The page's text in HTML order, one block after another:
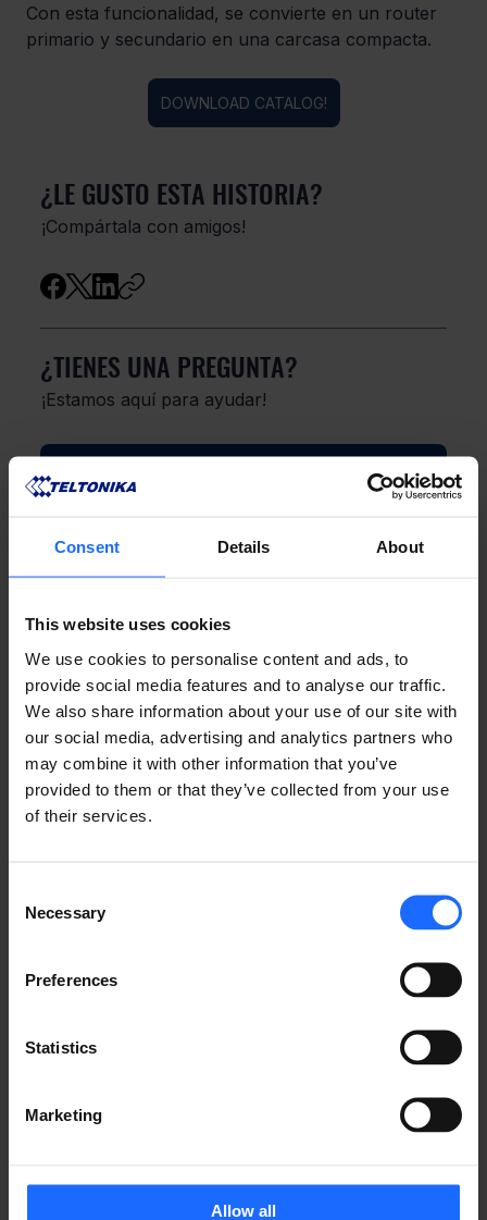
Consent Details About
This website uses cookies
We use cookies to personalise content and ads, to
provide social media features and to analyse our traffic.
We also share information about your use of our site with
our social media, advertising and analytics partners who
may combine it with other information that you’ve
provided to them or that they’ve collected from your use
of their services.
Selection
Necessary
Preferences
Statistics
Marketing
Allow all
Con esta funcionalidad, se convierte en un router
primario y secundario en una carcasa compacta.
DOWNLOAD CATALOG!
¿LE GUSTO ESTA HISTORIA?
​¡Compártala con amigos!
¿TIENES UNA PREGUNTA?
¡Estamos aquí para ayudar!
PREGUNTAS
FRECUENTES
simply dummy text
of the printing and
typesetting